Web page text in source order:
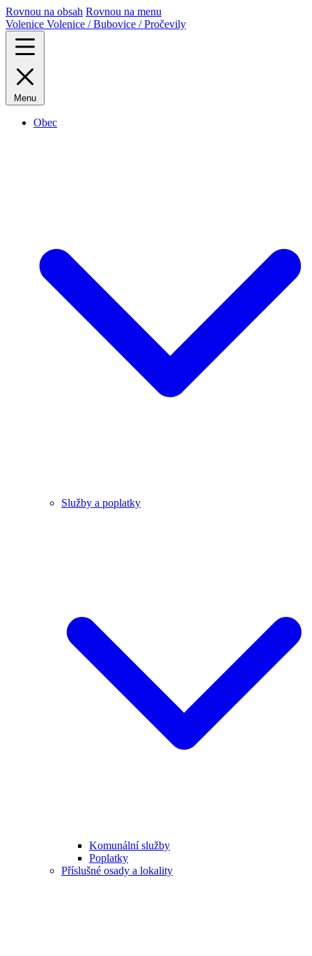
Rovnou na obsah Rovnou na menu
Volenice Volenice / Bubovice / Pročevily
Menu
Obec
Služby a poplatky
Komunální služby
Poplatky
Příslušné osady a lokality